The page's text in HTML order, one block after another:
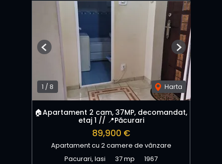
1 / 8 Harta
Previous Next
🏠Apartament 2 cam, 37MP, decomandat,
etaj 1 // 📍Păcurari
89,900 €
Apartament cu 2 camere de vânzare
Pacurari, Iasi
37 mp 1967